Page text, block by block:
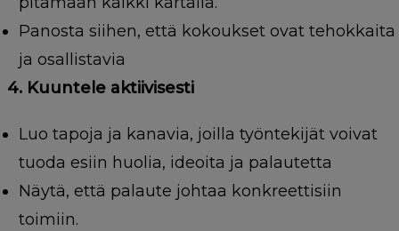
Panosta siihen, että kokoukset ovat tehokkaita
ja osallistavia
4. Kuuntele aktiivisesti
Luo tapoja ja kanavia, joilla työntekijät voivat
tuoda esiin huolia, ideoita ja palautetta
Näytä, että palaute johtaa konkreettisiin
toimiin.